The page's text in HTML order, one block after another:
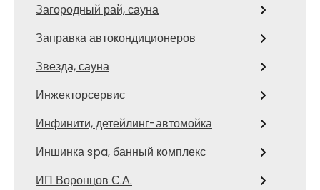
Загородный рай, сауна
Заправка автокондиционеров
Звезда, сауна
Инжекторсервис
Инфинити, детейлинг-автомойка
Иншинка spa, банный комплекс
ИП Воронцов С.А.